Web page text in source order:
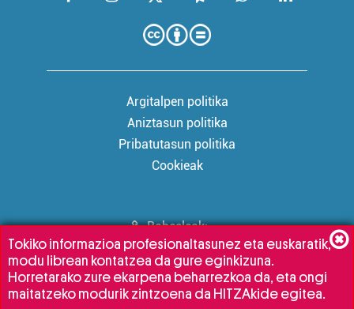
Argitalpen politika
Aniztasun politika
Pribatutasun politika
Cookieak
Babesleak:
Tokiko informazioa profesionaltasunez eta euskaratik,
modu librean kontatzea da gure eginkizuna.
Horretarako zure ekarpena beharrezkoa da, eta ongi
maitatzeko modurik zintzoena da HITZAkide egitea.